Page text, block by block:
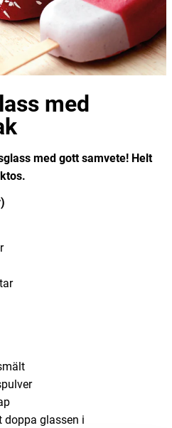
med
med gott samvete! Helt
doppa glassen i